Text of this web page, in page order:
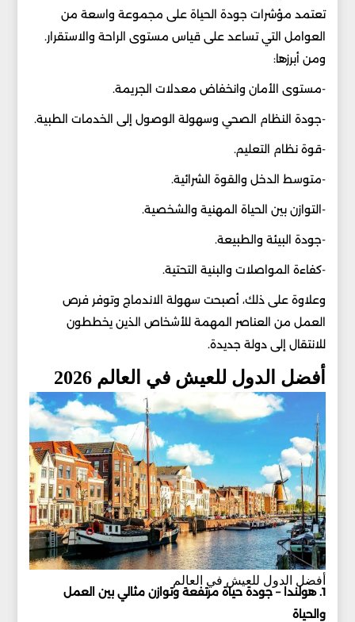
تعتمد مؤشرات جودة الحياة على مجموعة واسعة من
العوامل التي تساعد على قياس مستوى الراحة والاستقرار.
ومن أبرزها:
-مستوى الأمان وانخفاض معدلات الجريمة.
-جودة النظام الصحي وسهولة الوصول إلى الخدمات الطبية.
-قوة نظام التعليم.
-متوسط الدخل والقوة الشرائية.
-التوازن بين الحياة المهنية والشخصية.
-جودة البيئة والطبيعة.
-كفاءة المواصلات والبنية التحتية.
وعلاوة على ذلك، أصبحت سهولة الاندماج وتوفر فرص
العمل من العناصر المهمة للأشخاص الذين يخططون
للانتقال إلى دولة جديدة.
أفضل الدول للعيش في العالم 2026
أفضل الدول للعيش في العالم
1. هولندا – جودة حياة مرتفعة وتوازن مثالي بين العمل
والحياة